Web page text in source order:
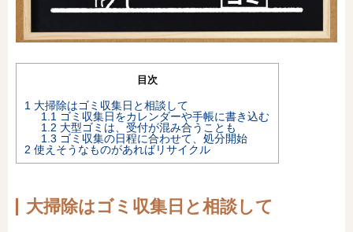
目次
1 大掃除はゴミ収集日と相談して
1.1 ゴミ収集日をカレンダーや手帳に書き込む
1.2 大型ゴミは、受付が混み合うことも
1.3 ゴミ収集の日程に合わせて、処分開始
2 使えそうなものがあればリサイクル
大掃除はゴミ収集日と相談して